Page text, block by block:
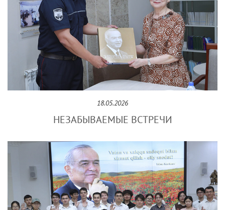
18.05.2026
НЕЗАБЫВАЕМЫЕ ВСТРЕЧИ